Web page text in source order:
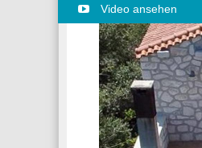
Video ansehen